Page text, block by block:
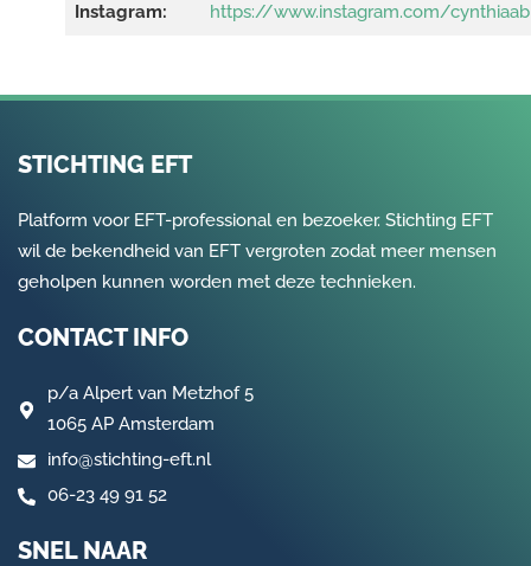
Instagram: https://www.instagram.com/
STICHTING EFT
Platform voor EFT-professional en bezoeker. Stichting EFT
wil de bekendheid van EFT vergroten zodat meer mensen
geholpen kunnen worden met deze technieken.
CONTACT INFO
p/a Alpert van Metzhof 5
1065 AP Amsterdam
info@stichting-eft.nl
06-23 49 91 52
SNEL NAAR